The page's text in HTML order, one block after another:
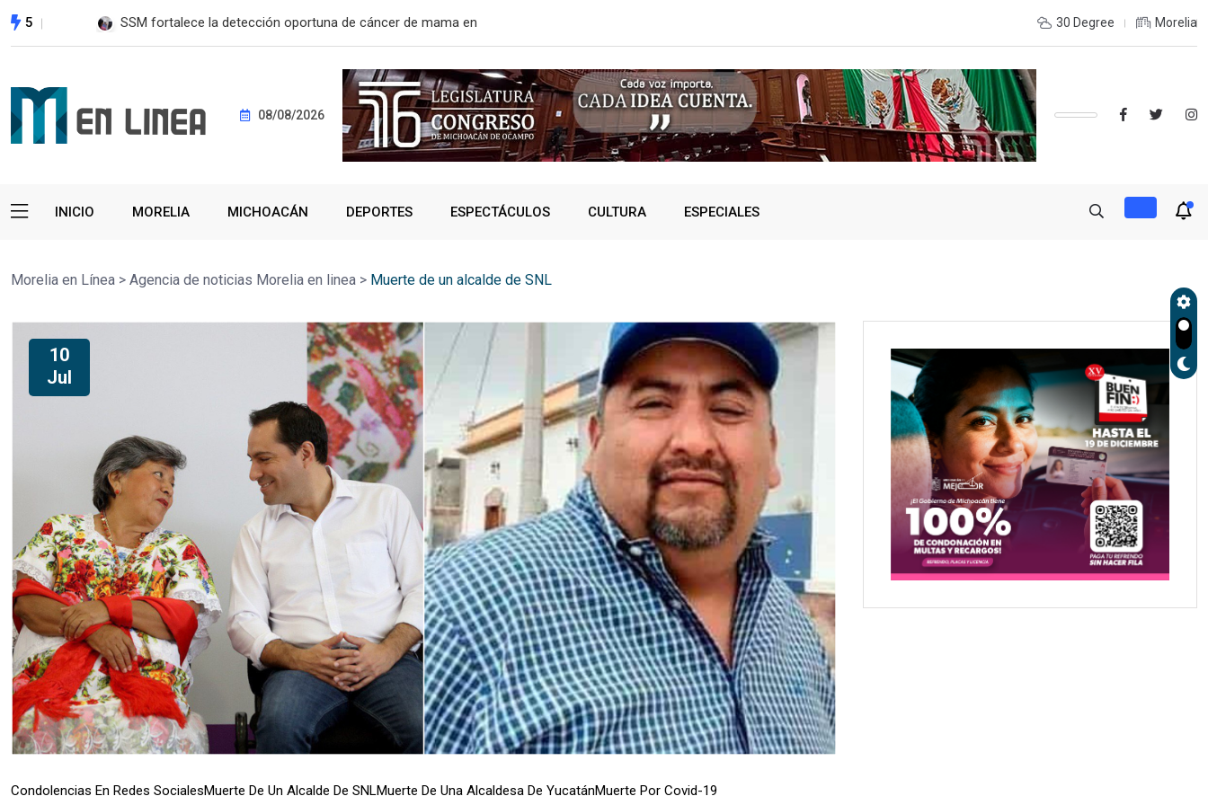
5 SSM fortalece la detección oportuna de cáncer de mama en EE. UU. reanudará exportación de aguacate a partir de mañana
30 Degree Morelia
08/08/2026
INICIO MORELIA MICHOACÁN DEPORTES ESPECTÁCULOS CULTURA ESPECIALES
Morelia en Línea > Agencia de noticias Morelia en linea > Muerte de un alcalde de SNL
10
Jul
Condolencias En Redes SocialesMuerte De Un Alcalde De SNLMuerte De Una Alcaldesa De YucatánMuerte Por Covid-19